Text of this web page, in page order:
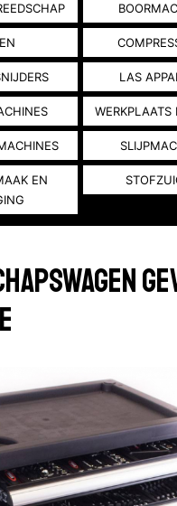
LAS
WERKPLAATS
EN